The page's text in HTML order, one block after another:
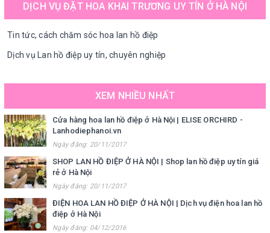
DỊCH VỤ ĐẶT HOA KHAI TRƯƠNG UY TÍN Ở HÀ NỘI
Tin tức, cách chăm sóc hoa lan hồ điệp
Dịch vụ Lan hồ điệp uy tín, chuyên nghiệp
XEM NHIỀU NHẤT
Cửa hàng hoa lan hồ điệp ở Hà Nội | ELISE ORCHIRD -
Lanhodiephanoi.vn
Ngày đăng: 20/11/2017
SHOP LAN HỒ ĐIỆP Ở HÀ NỘI | Shop lan hồ điệp uy tín giá
rẻ ở Hà Nội
Ngày đăng: 20/11/2017
ĐIỆN HOA LAN HỒ ĐIỆP Ở HÀ NỘI | Dịch vụ điện hoa lan hồ
điệp ở Hà Nội
Ngày đăng: 04/12/2016